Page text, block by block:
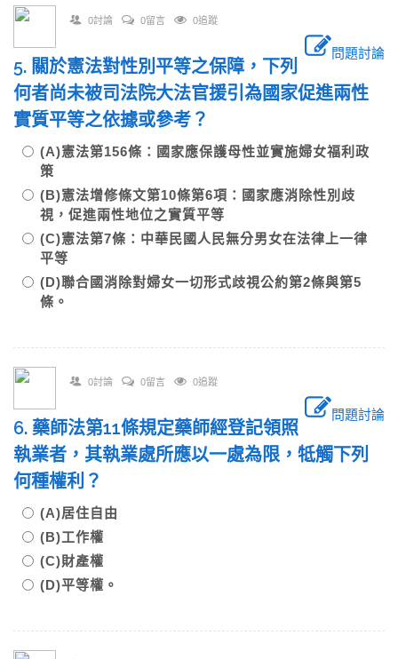
0討論 0留言 0追蹤
問題討論
5. 關於憲法對性別平等之保障，下列
何者尚未被司法院大法官援引為國家促進兩性
實質平等之依據或參考？
(A)憲法第156條：國家應保護母性並實施婦女福利政
策
(B)憲法增修條文第10條第6項：國家應消除性別歧
視，促進兩性地位之實質平等
(C)憲法第7條：中華民國人民無分男女在法律上一律
平等
(D)聯合國消除對婦女一切形式歧視公約第2條與第5
條。
0討論 0留言 0追蹤
問題討論
6. 藥師法第11條規定藥師經登記領照
執業者，其執業處所應以一處為限，牴觸下列
何種權利？
(A)居住自由
(B)工作權
(C)財產權
(D)平等權。